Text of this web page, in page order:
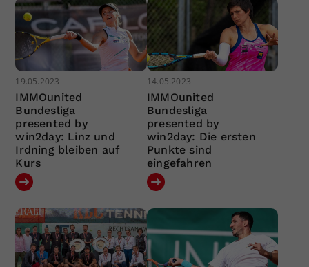
19.05.2023
IMMOunited
Bundesliga
presented by
win2day: Linz und
Irdning bleiben auf
Kurs
14.05.2023
IMMOunited
Bundesliga
presented by
win2day: Die ersten
Punkte sind
eingefahren